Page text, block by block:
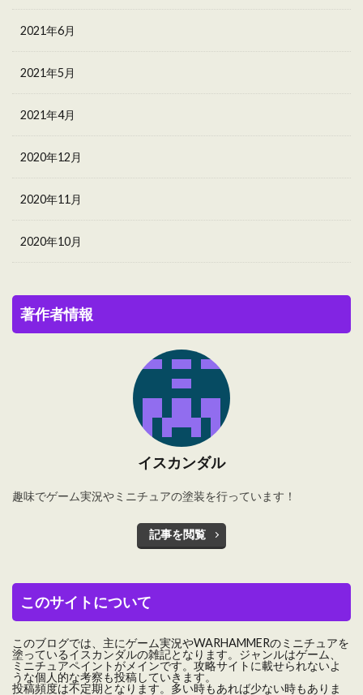
2021年6月
2021年5月
2021年4月
2020年12月
2020年11月
2020年10月
著作者情報
イスカンダル
趣味でゲーム実況やミニチュアの塗装を行っています！
記事を閲覧
このサイトについて
このブログでは、主にゲーム実況やWARHAMMERのミニチュアを
塗っているイスカンダルの雑記となります。ジャンルはゲーム、
ミニチュアペイントがメインです。攻略サイトに載せられないよ
うな個人的な考察も投稿していきます。
投稿頻度は不定期となります。多い時もあれば少ない時もありま